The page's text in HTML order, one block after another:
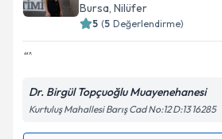
Bursa, Nilüfer
5 (5 Değerlendirme)
Dr. Birgül Topçuoğlu Muayenehanesi
Kurtuluş Mahallesi Barış Cad No:12 D:13 16285